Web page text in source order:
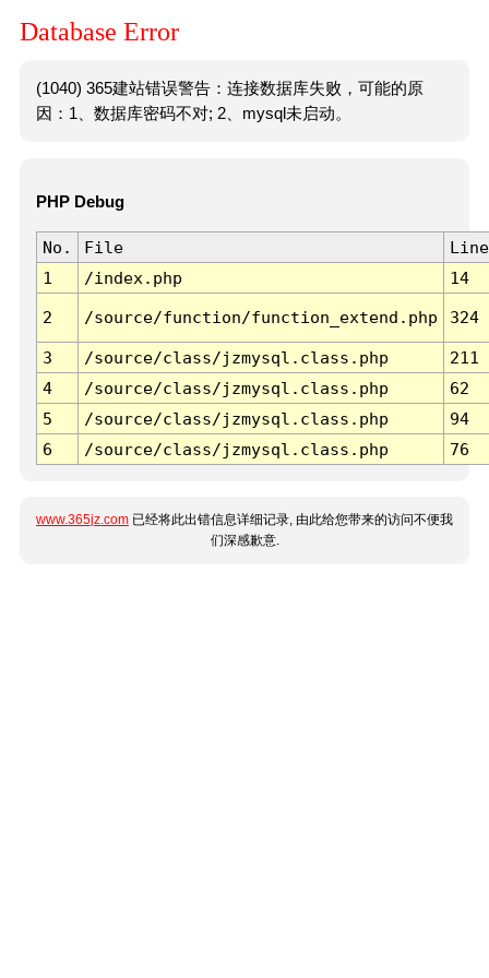
Database Error
(1040) 365建站错误警告：连接数据库失败，可能的原
因：1、数据库密码不对; 2、mysql未启动。
PHP Debug
No. File
Line
1
/index.php 14
2 /source/function/function_extend.php 324
3 /source/class/jzmysql.class.php
211
4
/source/class/jzmysql.class.php
62
5
/source/class/jzmysql.class.php
94
6
/source/class/jzmysql.class.php 76
www.365jz.com 已经将此出错信息详细记录, 由此给您带来的访问不便我
们深感歉意.